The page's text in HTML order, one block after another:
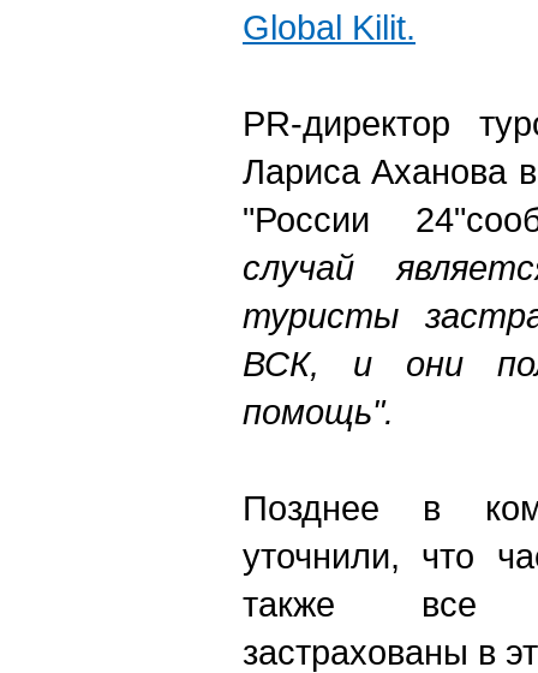
Global Kilit.
PR-директор
Лариса Аханова
"России
случай
туристы
ВСК, и они
помощь".
Позднее в
уточнили, что
также все
застрахованы в